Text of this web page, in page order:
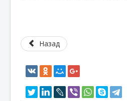
Назад